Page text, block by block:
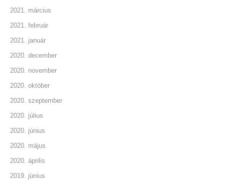
2021. március
2021. február
2021. január
2020. december
2020. november
2020. október
2020. szeptember
2020. július
2020. június
2020. május
2020. április
2019. június